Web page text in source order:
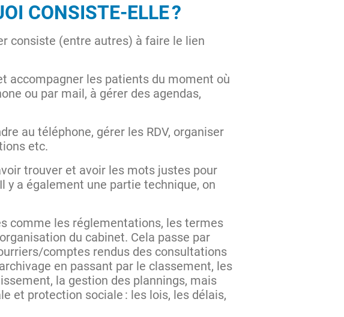
CONSISTE-ELLE ?
consiste (entre autres) à faire le lien
accompagner les patients du moment où
ou par mail, à gérer des agendas,
au téléphone, gérer les RDV, organiser
etc.
trouver et avoir les mots justes pour
y a également une partie technique, on
comme les réglementations, les termes
du cabinet. Cela passe par
comptes rendus des consultations
en passant par le classement, les
la gestion des plannings, mais
et protection sociale : les lois, les délais,